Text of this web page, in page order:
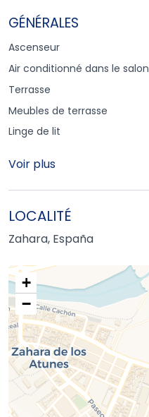
GÉNÉRALES
Ascenseur
Air conditionné dans le salon
Terrasse
Meubles de terrasse
Linge de lit
Voir plus
LOCALITÉ
Zahara, España
+
−